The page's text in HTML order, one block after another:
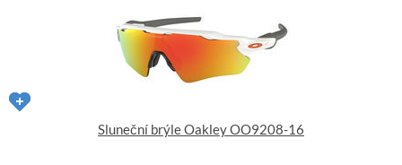
Sluneční brýle Oakley OO9208-16